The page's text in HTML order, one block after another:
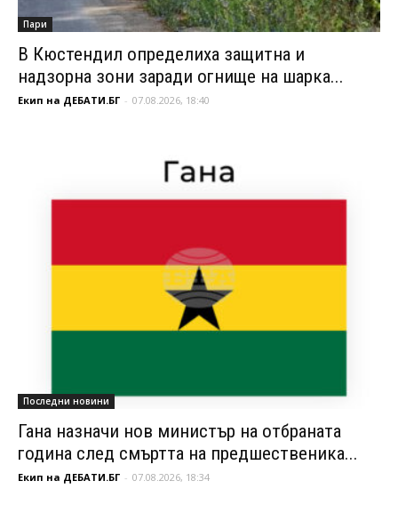
Пари
В Кюстендил определиха защитна и
надзорна зони заради огнище на шарка...
Екип на ДЕБАТИ.БГ - 07.08.2026, 18:40
Последни новини
Гана назначи нов министър на отбраната
година след смъртта на предшественика...
Екип на ДЕБАТИ.БГ - 07.08.2026, 18:34